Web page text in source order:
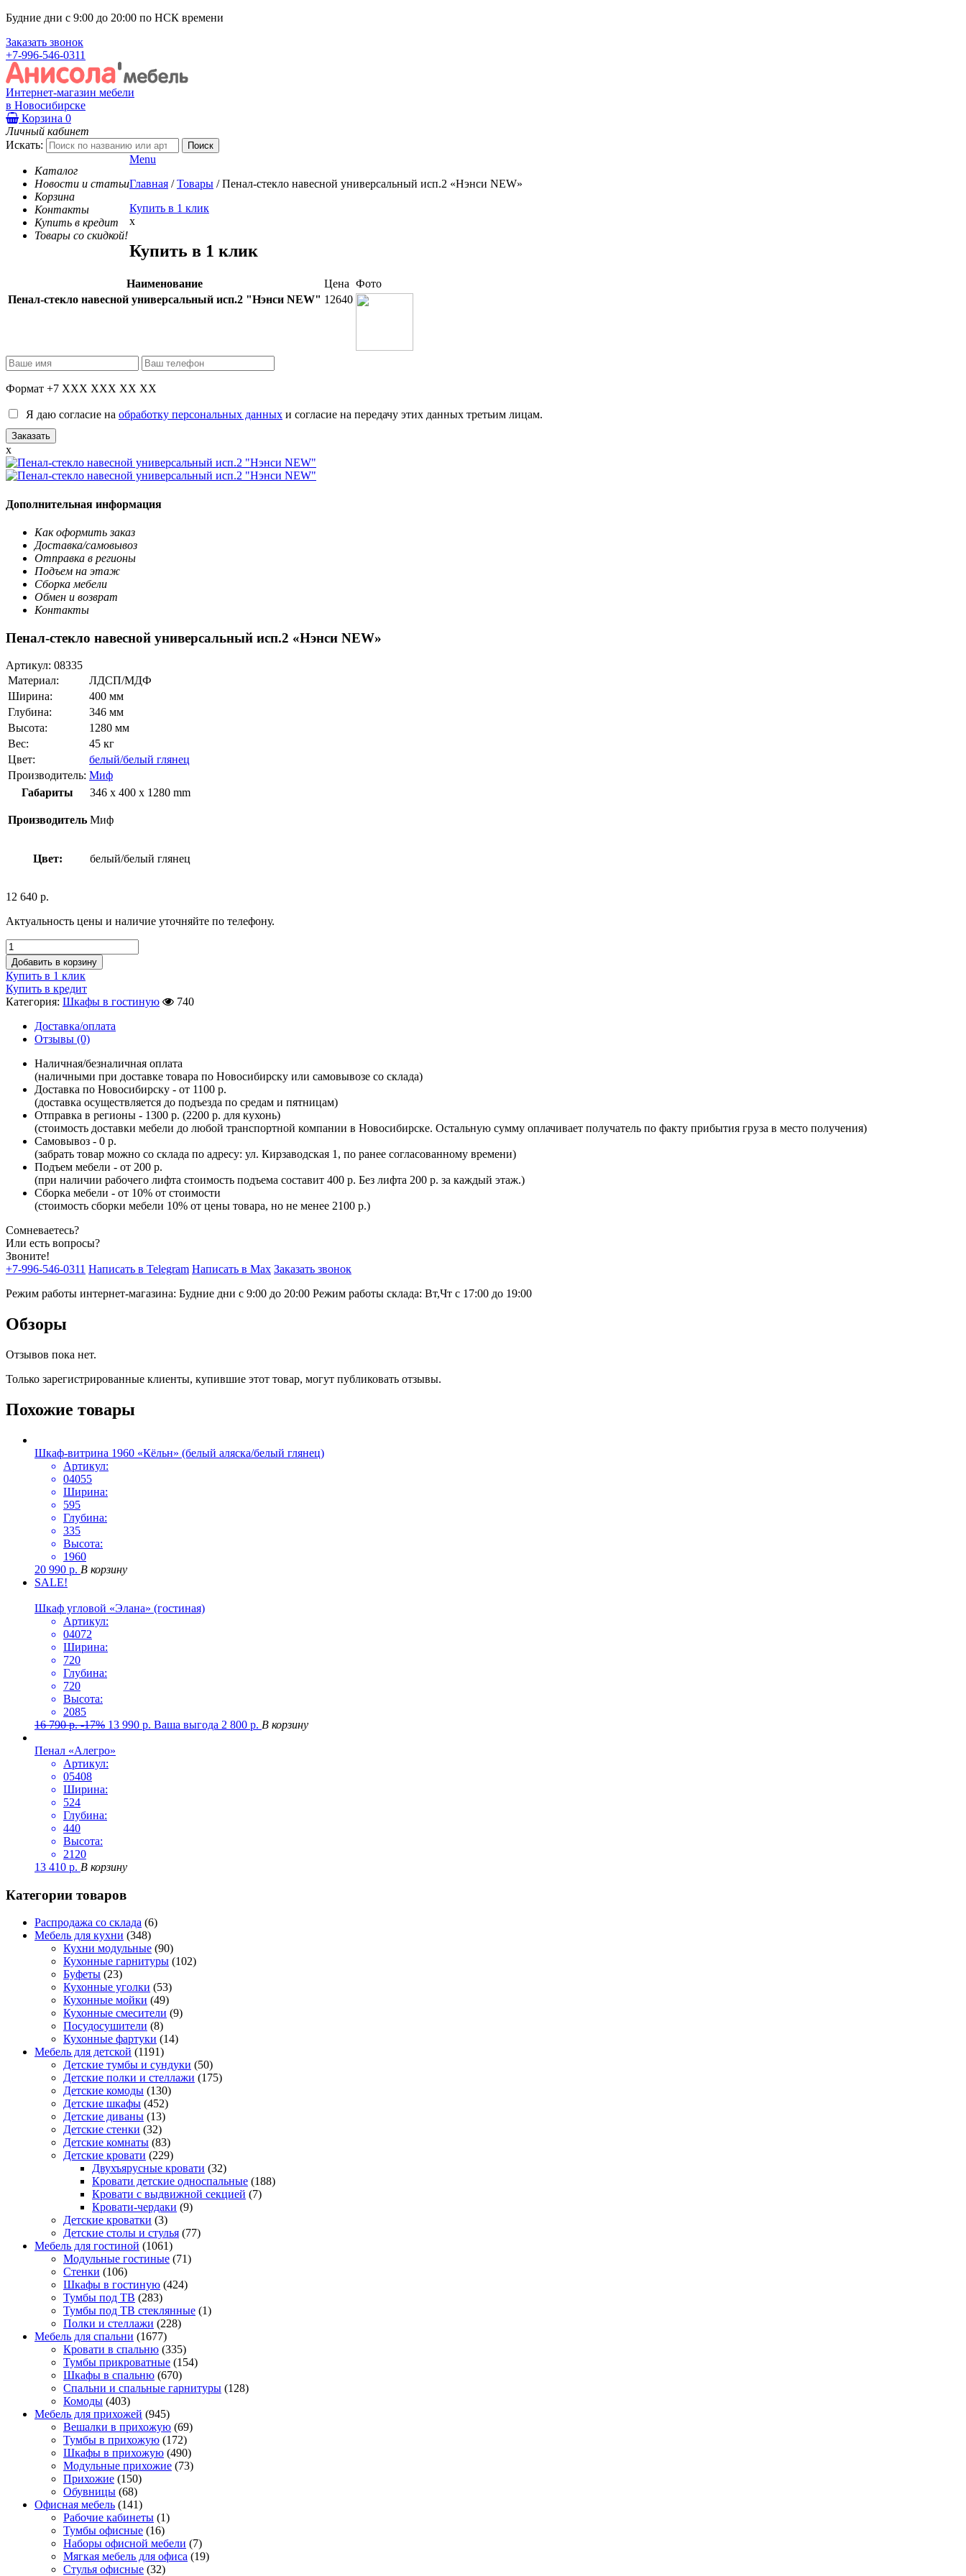
Будние дни с 9:00 до 20:00 по НСК времени
Заказать звонок
+7-996-546-0311
Интернет-магазин мебели
в Новосибирске
Корзина 0
Личный кабинет
Искать:
Каталог
Новости и статьи
Корзина
Контакты
Купить в кредит
Товары со скидкой!
Menu
Главная / Товары / Пенал-стекло навесной универсальный исп.2 «Нэнси NEW»
Купить в 1 клик
x
Купить в 1 клик
Наименование Цена Фото
Пенал-стекло навесной универсальный исп.2 "Нэнси NEW" 12640
Формат +7 XXX XXX XX XX
Я даю согласие на обработку персональных данных и согласие на передачу этих данных третьим лицам.
x
Дополнительная информация
Как оформить заказ
Доставка/самовывоз
Отправка в регионы
Подъем на этаж
Сборка мебели
Обмен и возврат
Контакты
Пенал-стекло навесной универсальный исп.2 «Нэнси NEW»
Артикул: 08335
Материал:
ЛДСП/МДФ
Ширина:
400 мм
Глубина:
346 мм
Высота:
1280 мм
Вес:
45 кг
Цвет:
белый/белый глянец
Производитель: Миф
Габариты
346 x 400 x 1280 mm
Производитель Миф
Цвет: белый/белый глянец
12 640 р.
Актуальность цены и наличие уточняйте по телефону.
Добавить в корзину
Купить в 1 клик
Купить в кредит
Категория: Шкафы в гостиную
740
Доставка/оплата
Отзывы (0)
Наличная/безналичная оплата
(наличными при доставке товара по Новосибирску или самовывозе со склада)
Доставка по Новосибирску - от 1100 р.
(доставка осуществляется до подъезда по средам и пятницам)
Отправка в регионы - 1300 р. (2200 р. для кухонь)
(стоимость доставки мебели до любой транспортной компании в Новосибирске. Остальную сумму оплачивает получатель по факту прибытия груза в место получения)
Самовывоз - 0 р.
(забрать товар можно со склада по адресу: ул. Кирзаводская 1, по ранее согласованному времени)
Подъем мебели - от 200 р.
(при наличии рабочего лифта стоимость подъема составит 400 р. Без лифта 200 р. за каждый этаж.)
Сборка мебели - от 10% от стоимости
(стоимость сборки мебели 10% от цены товара, но не менее 2100 р.)
Сомневаетесь?
Или есть вопросы?
Звоните!
+7-996-546-0311 Написать в Telegram Написать в Max Заказать звонок
Режим работы интернет-магазина: Будние дни с 9:00 до 20:00 Режим работы склада: Вт,Чт с 17:00 до 19:00
Обзоры
Отзывов пока нет.
Только зарегистрированные клиенты, купившие этот товар, могут публиковать отзывы.
Похожие товары
Шкаф-витрина 1960 «Кёльн» (белый аляска/белый глянец)
Артикул:
04055
Ширина:
595
Глубина:
335
Высота:
1960
20 990 р. В корзину
SALE!
Шкаф угловой «Элана» (гостиная)
Артикул:
04072
Ширина:
720
Глубина:
720
Высота:
2085
16 790р. -17% 13 990 р. Ваша выгода 2 800 р. В корзину
Пенал «Алегро»
Артикул:
05408
Ширина:
524
Глубина:
440
Высота:
2120
13 410 р. В корзину
Категории товаров
Распродажа со склада (6)
Мебель для кухни (348)
Кухни модульные (90)
Кухонные гарнитуры (102)
Буфеты (23)
Кухонные уголки (53)
Кухонные мойки (49)
Кухонные смесители (9)
Посудосушители (8)
Кухонные фартуки (14)
Мебель для детской (1191)
Детские тумбы и сундуки (50)
Детские полки и стеллажи (175)
Детские комоды (130)
Детские шкафы (452)
Детские диваны (13)
Детские стенки (32)
Детские комнаты (83)
Детские кровати (229)
Двухъярусные кровати (32)
Кровати детские односпальные (188)
Кровати с выдвижной секцией (7)
Кровати-чердаки (9)
Детские кроватки (3)
Детские столы и стулья (77)
Мебель для гостиной (1061)
Модульные гостиные (71)
Стенки (106)
Шкафы в гостиную (424)
Тумбы под ТВ (283)
Тумбы под ТВ стеклянные (1)
Полки и стеллажи (228)
Мебель для спальни (1677)
Кровати в спальню (335)
Тумбы прикроватные (154)
Шкафы в спальню (670)
Спальни и спальные гарнитуры (128)
Комоды (403)
Мебель для прихожей (945)
Вешалки в прихожую (69)
Тумбы в прихожую (172)
Шкафы в прихожую (490)
Модульные прихожие (73)
Прихожие (150)
Обувницы (68)
Офисная мебель (141)
Рабочие кабинеты (1)
Тумбы офисные (16)
Наборы офисной мебели (7)
Мягкая мебель для офиса (19)
Стулья офисные (32)